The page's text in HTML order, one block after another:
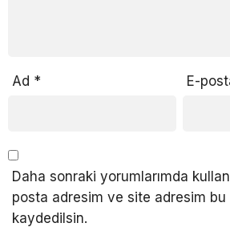
Ad * E-
Daha sonraki yorumlarımda
posta adresim ve site adresim bu
kaydedilsin.